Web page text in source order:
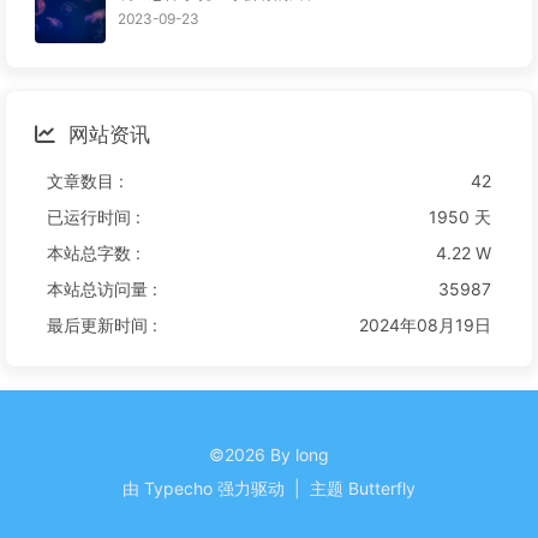
2023-09-23
网站资讯
文章数目 :
42
已运行时间 :
1950 天
本站总字数 :
4.22 W
本站总访问量 :
35987
最后更新时间 :
2024年08月19日
©2026 By long
由 Typecho 强力驱动 主题 Butterfly